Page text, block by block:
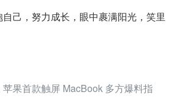
己，努力成长，眼中裹满阳光，笑里
苹果首款触屏 MacBook 多方爆料指